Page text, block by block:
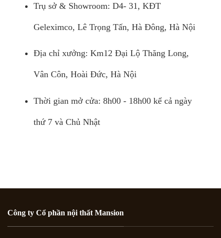
Trụ sở & Showroom: D4- 31, KĐT
Geleximco, Lê Trọng Tấn, Hà Đông, Hà Nội
Địa chỉ xưởng: Km12 Đại Lộ Thăng Long,
Vân Côn, Hoài Đức, Hà Nội
Thời gian mở cửa: 8h00 - 18h00 kể cả ngày
thứ 7 và Chủ Nhật
Công ty Cổ phần nội thất Mansion